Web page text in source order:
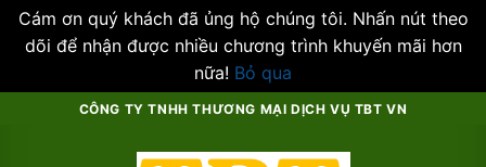
Cám ơn quý khách đã ủng hộ chúng tôi. Nhấn nút theo
dõi để nhận được nhiều chương trình khuyến mãi hơn
nữa! Bỏ qua
CÔNG TY TNHH THƯƠNG MẠI DỊCH VỤ TBT VN